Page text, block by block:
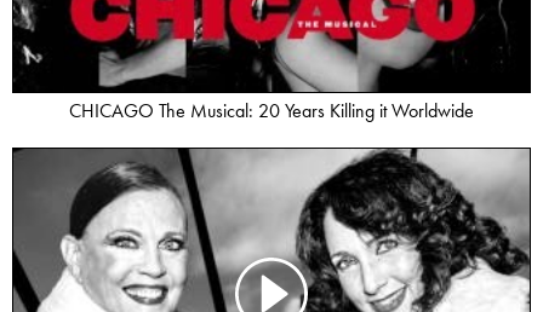
CHICAGO The Musical: 20 Years Killing it Worldwide